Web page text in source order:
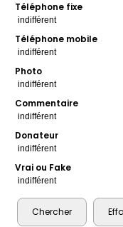
Téléphone fixe
Téléphone mobile
Photo
Commentaire
Donateur
Vrai ou Fake